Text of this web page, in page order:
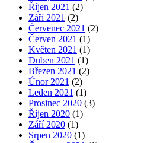
Říjen 2021 (2)
Září 2021 (2)
Červenec 2021 (2)
Červen 2021 (1)
Květen 2021 (1)
Duben 2021 (1)
Březen 2021 (2)
Únor 2021 (2)
Leden 2021 (1)
Prosinec 2020 (3)
Říjen 2020 (1)
Září 2020 (1)
Srpen 2020 (1)